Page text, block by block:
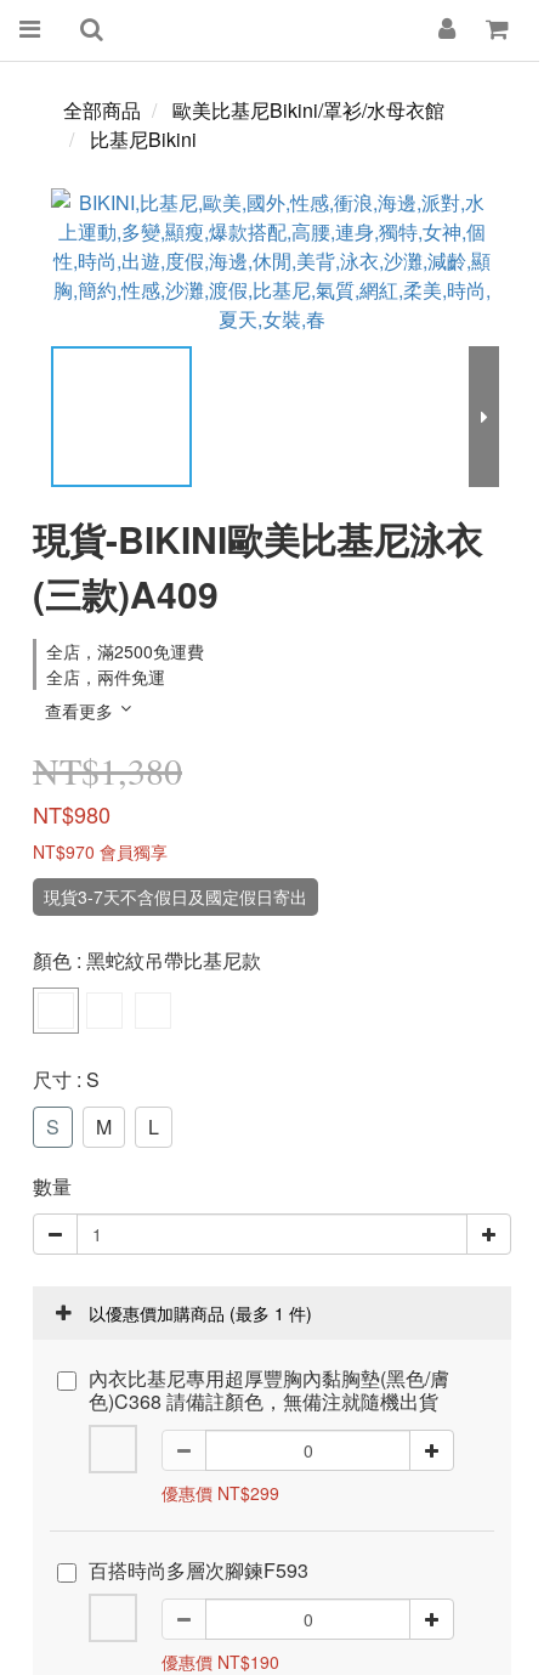
全部商品
歐美比基尼Bikini/罩衫/水母衣館
比基尼Bikini
現貨-BIKINI歐美比基尼泳衣
(三款)A409
全店，滿2500免運費
全店，兩件免運
查看更多
NT$1,380
NT$980
NT$970 會員獨享
現貨3-7天不含假日及國定假日寄出
顏色 : 黑蛇紋吊帶比基尼款
尺寸 : S
S
M L
數量
以優惠價加購商品 (最多 1 件)
內衣比基尼專用超厚豐胸內黏胸墊(黑色/膚
色)C368 請備註顏色，無備注就隨機出貨
優惠價 NT$299
百搭時尚多層次腳鍊F593
優惠價 NT$190